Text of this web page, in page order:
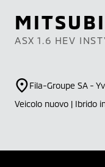
ASX 1.6 HEV
Fila-Groupe SA -
Veicolo nuovo | Ibrido